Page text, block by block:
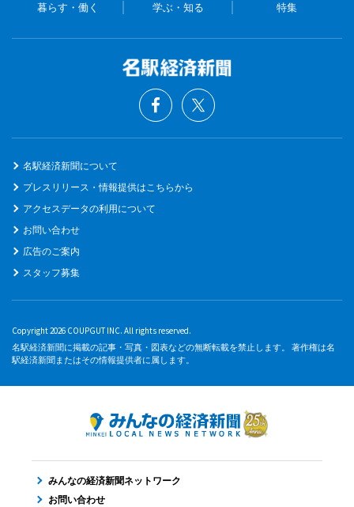
暮らす・働く 学ぶ・知る 特集
名駅経済新聞について
プレスリリース・情報提供はこちらから
アクセスデータの利用について
お問い合わせ
広告のご案内
スタッフ募集
Copyright 2026 COUPGUT INC. All rights reserved.
名駅経済新聞に掲載の記事・写真・図表などの無断転載を禁止します。 著作権は名
駅経済新聞またはその情報提供者に属します。
みんなの経済新聞ネットワーク
お問い合わせ